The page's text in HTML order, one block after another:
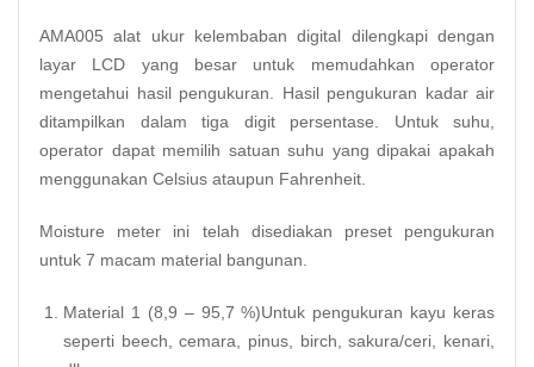
AMA005 alat ukur kelembaban digital dilengkapi dengan
layar LCD yang besar untuk memudahkan operator
mengetahui hasil pengukuran. Hasil pengukuran kadar air
ditampilkan dalam tiga digit persentase. Untuk suhu,
operator dapat memilih satuan suhu yang dipakai apakah
menggunakan Celsius ataupun Fahrenheit.
Moisture meter ini telah disediakan preset pengukuran
untuk 7 macam material bangunan.
Material 1 (8,9 – 95,7 %)Untuk pengukuran kayu keras
seperti beech, cemara, pinus, birch, sakura/ceri, kenari,